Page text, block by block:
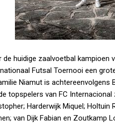
de huidige zaalvoetbal kampioen
Futsal Toernooi een
Niamut is achtereenvolgens
topspelers van FC Internacional
Harderwijk Miquel; Holtuin
van Dijk Fabian en Zoutkamp